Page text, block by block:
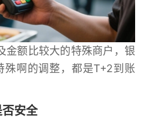
额比较大的特殊商户，银
殊啊的调整，都是T+2到账
安全